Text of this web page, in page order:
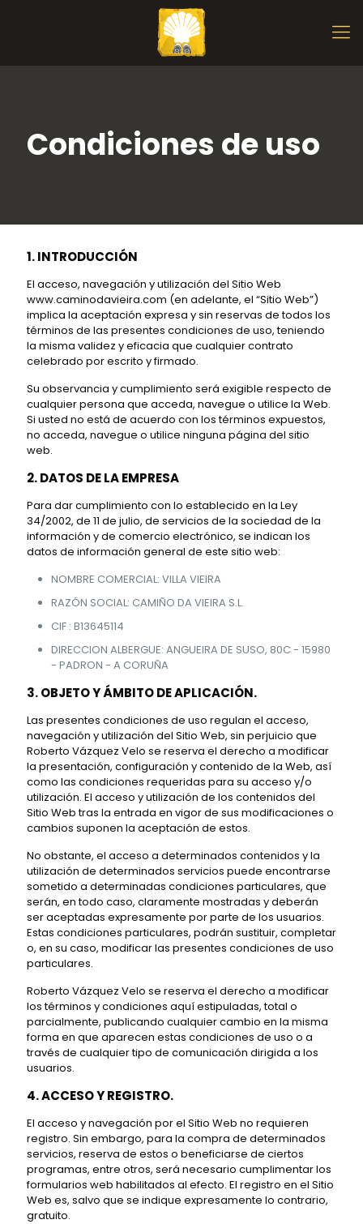
Condiciones de uso
1. INTRODUCCIÓN
El acceso, navegación y utilización del Sitio Web
www.caminodavieira.com (en adelante, el “Sitio Web”)
implica la aceptación expresa y sin reservas de todos los
términos de las presentes condiciones de uso, teniendo
la misma validez y eficacia que cualquier contrato
celebrado por escrito y firmado.
Su observancia y cumplimiento será exigible respecto de
cualquier persona que acceda, navegue o utilice la Web.
Si usted no está de acuerdo con los términos expuestos,
no acceda, navegue o utilice ninguna página del sitio
web.
2. DATOS DE LA EMPRESA
Para dar cumplimiento con lo establecido en la Ley
34/2002, de 11 de julio, de servicios de la sociedad de la
información y de comercio electrónico, se indican los
datos de información general de este sitio web:
NOMBRE COMERCIAL: VILLA VIEIRA
RAZÓN SOCIAL: CAMIÑO DA VIEIRA S.L.
CIF : B13645114
DIRECCION ALBERGUE: ANGUEIRA DE SUSO, 80C - 15980
- PADRON - A CORUÑA
3. OBJETO Y ÁMBITO DE APLICACIÓN.
Las presentes condiciones de uso regulan el acceso,
navegación y utilización del Sitio Web, sin perjuicio que
Roberto Vázquez Velo se reserva el derecho a modificar
la presentación, configuración y contenido de la Web, así
como las condiciones requeridas para su acceso y/o
utilización. El acceso y utilización de los contenidos del
Sitio Web tras la entrada en vigor de sus modificaciones o
cambios suponen la aceptación de estos.
No obstante, el acceso a determinados contenidos y la
utilización de determinados servicios puede encontrarse
sometido a determinadas condiciones particulares, que
serán, en todo caso, claramente mostradas y deberán
ser aceptadas expresamente por parte de los usuarios.
Estas condiciones particulares, podrán sustituir, completar
o, en su caso, modificar las presentes condiciones de uso
particulares.
Roberto Vázquez Velo se reserva el derecho a modificar
los términos y condiciones aquí estipuladas, total o
parcialmente, publicando cualquier cambio en la misma
forma en que aparecen estas condiciones de uso o a
través de cualquier tipo de comunicación dirigida a los
usuarios.
4. ACCESO Y REGISTRO.
El acceso y navegación por el Sitio Web no requieren
registro. Sin embargo, para la compra de determinados
servicios, reserva de estos o beneficiarse de ciertos
programas, entre otros, será necesario cumplimentar los
formularios web habilitados al efecto. El registro en el Sitio
Web es, salvo que se indique expresamente lo contrario,
gratuito.